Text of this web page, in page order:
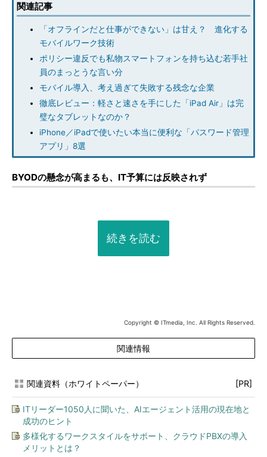
関連記事
「オフラインだと仕事ができない」は甘え？ 進化する
モバイルワーク技術
ポリシー違反でも私物スマートフォンを持ち込む若手社
員のまっとうな言い分
モバイル導入、考え過ぎて失敗する残念な企業
徹底レビュー：軽さと速さを手にした「iPad Air」は完
璧なタブレットなのか？
iPhone／iPadで使いたい本当に便利な「パスワード管理
アプリ」8選
BYODの懸念が高まるも、IT予算には反映されず
続きを読む
Copyright © ITmedia, Inc. All Rights Reserved.
関連情報
関連資料（ホワイトペーパー） [PR]
ITリーダー1050人に聞いた、AIエージェント活用の現在地と
成功のヒント
多様化するワークスタイルをサポート、クラウドPBXの導入
メリットとは？